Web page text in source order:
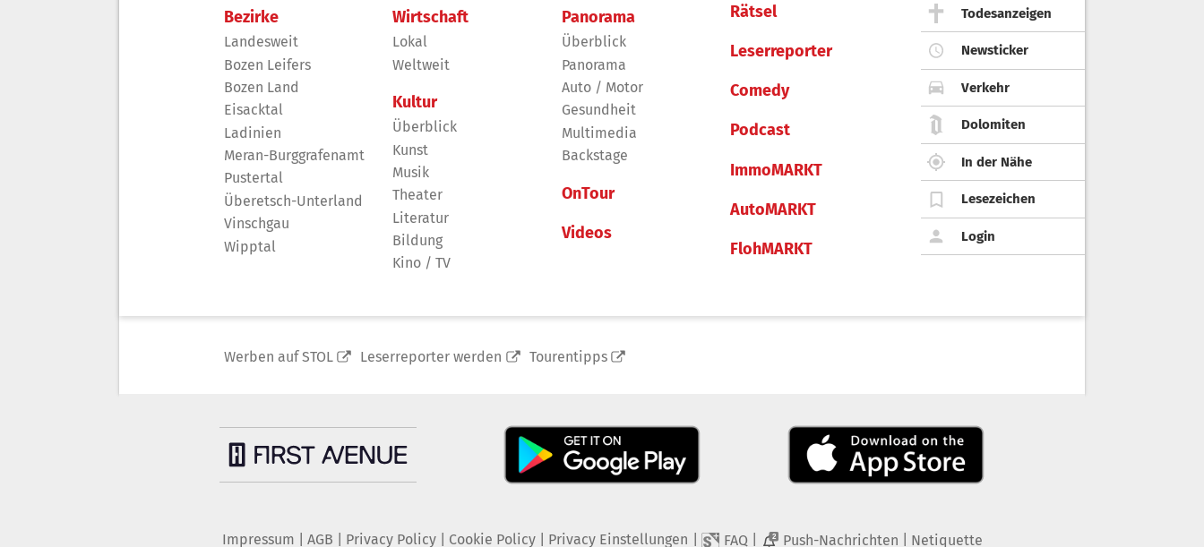
Bezirke
Landesweit
Bozen Leifers
Bozen Land
Eisacktal
Ladinien
Meran-Burggrafenamt
Pustertal
Überetsch-Unterland
Vinschgau
Wipptal
Wirtschaft
Lokal
Weltweit
Kultur
Überblick
Kunst
Musik
Theater
Literatur
Bildung
Kino / TV
Panorama
Überblick
Panorama
Auto / Motor
Gesundheit
Multimedia
Backstage
OnTour
Videos
Rätsel
Leserreporter
Comedy
Podcast
ImmoMARKT
AutoMARKT
FlohMARKT
Todesanzeigen
Newsticker
Verkehr
Dolomiten
In der Nähe
Lesezeichen
Login
Werben auf STOL Leserreporter werden Tourentipps
Impressum AGB Privacy Policy| Cookie Policy| Privacy Einstellungen FAQ 2 Push-Nachrichten Netiquette